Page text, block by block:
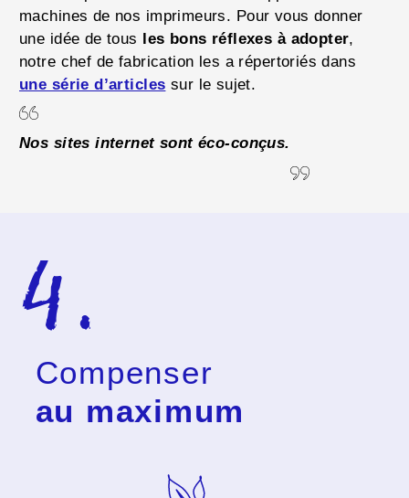
machines de nos imprimeurs. Pour vous donner
une idée de tous les bons réflexes à adopter,
notre chef de fabrication les a répertoriés dans
une série d’articles sur le sujet.
Nos sites internet sont éco-conçus.
4.
Compenser
au maximum